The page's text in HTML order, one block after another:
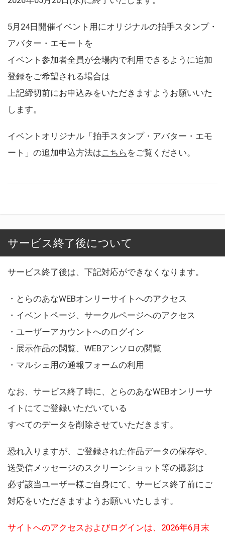
5月24日開催イベント用にオリジナルの拍手スタンプ・
アバター・エモートを
イベント参加者全員が会場内で利用できるように追加
登録をご希望される場合は
上記締切前にお申込みをいただきますようお願いいた
します。
イベントオリジナル「拍手スタンプ・アバター・エモ
ート」の追加申込方法はこちら をご覧ください。
サービス終了後について
サービス終了後は、下記対応ができなくなります。
・とらのあなWEBオンリーサイトへのアクセス
・イベントページ、サークルページへのアクセス
・ユーザーアカウントへのログイン
・展示作品の閲覧、WEBアンソロの閲覧
・マルシェ用の通報フォームの利用
なお、サービス終了時に、とらのあなWEBオンリーサ
イトにてご登録いただいている
すべてのデータを削除させていただきます。
恐れ入りますが、ご登録された作品データの保存や、
送受信メッセージのスクリーンショット等の撮影は
必ず該当ユーザー様ご自身にて、サービス終了前にご
対応をいただきますようお願いいたします。
サイトへのアクセスおよびログインは、2026年6月末